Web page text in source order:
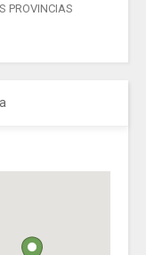
PROVINCIAS